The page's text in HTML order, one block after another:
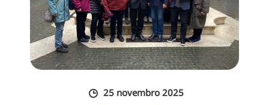
25 novembro 2025